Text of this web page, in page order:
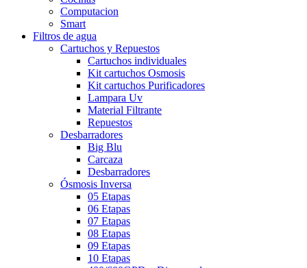
Computacion
Smart
Filtros de agua
Cartuchos y Repuestos
Cartuchos individuales
Kit cartuchos Osmosis
Kit cartuchos Purificadores
Lampara Uv
Material Filtrante
Repuestos
Desbarradores
Big Blu
Carcaza
Desbarradores
Ósmosis Inversa
05 Etapas
06 Etapas
07 Etapas
08 Etapas
09 Etapas
10 Etapas